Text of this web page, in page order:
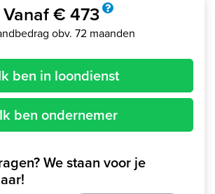
Vanaf € 473
obv. 72 maanden
ben in loondienst
Ik ben ondernemer
We staan voor je